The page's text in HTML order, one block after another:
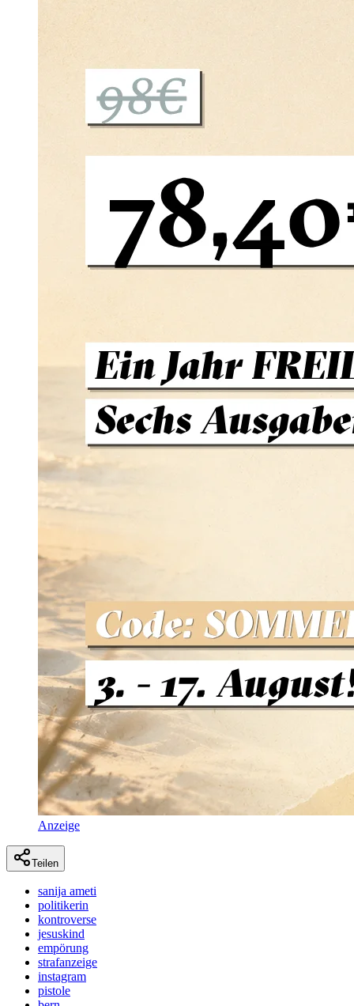
Anzeige
Teilen
sanija ameti
politikerin
kontroverse
jesuskind
empörung
strafanzeige
instagram
pistole